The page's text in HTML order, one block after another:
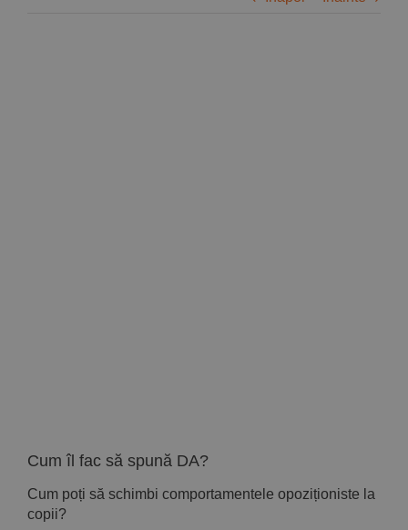
Cum îl fac să spună DA?
Cum poți să schimbi comportamentele opoziționiste la
copii?